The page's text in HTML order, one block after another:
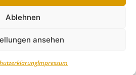
Ablehnen
ansehen
Impressum